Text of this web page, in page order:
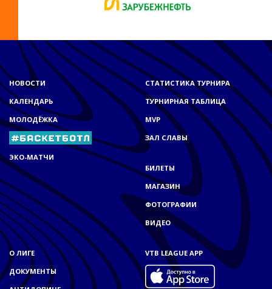
НОВОСТИ
КАЛЕНДАРЬ
МОЛОДЁЖКА
ЭКО-МАТЧИ
СТАТИСТИКА ТУРНИРА
ТУРНИРНАЯ ТАБЛИЦА
MVP
ЗАЛ СЛАВЫ
БИЛЕТЫ
МАГАЗИН
ФОТОГРАФИИ
ВИДЕО
О ЛИГЕ
ДОКУМЕНТЫ
VTB LEAGUE APP